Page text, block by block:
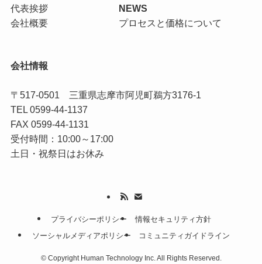
代表挨拶
NEWS
会社概要
プロセスと価格について
会社情報
〒517-0501 三重県志摩市阿児町鵜方3176-1
TEL 0599-44-1137
FAX 0599-44-1131
受付時間：10:00～17:00
土日・祝祭日はお休み
プライバシーポリシー
情報セキュリティ方針
ソーシャルメディアポリシー
コミュニティガイドライン
©Copyright Human Technology Inc. All Rights Reserved.